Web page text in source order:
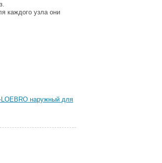
каждого узла они
наружный для